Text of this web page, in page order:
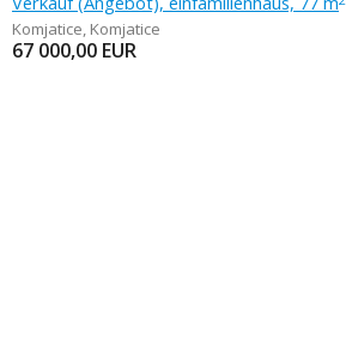
Komjatice, Komjatice
67 000,00 EUR